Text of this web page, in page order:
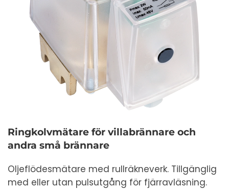
Ringkolvmätare för villabrännare och
andra små brännare
Oljeflödesmätare med rullräkneverk. Tillgänglig
med eller utan pulsutgång för fjärravläsning.